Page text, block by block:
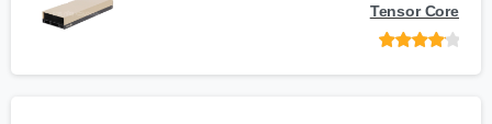
Tensor Core
5